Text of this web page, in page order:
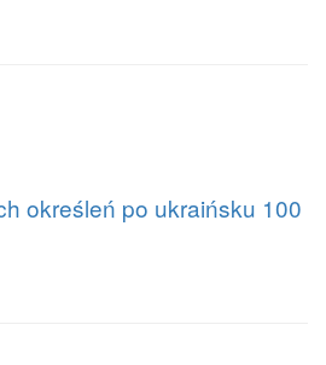
określeń po ukraińsku 100